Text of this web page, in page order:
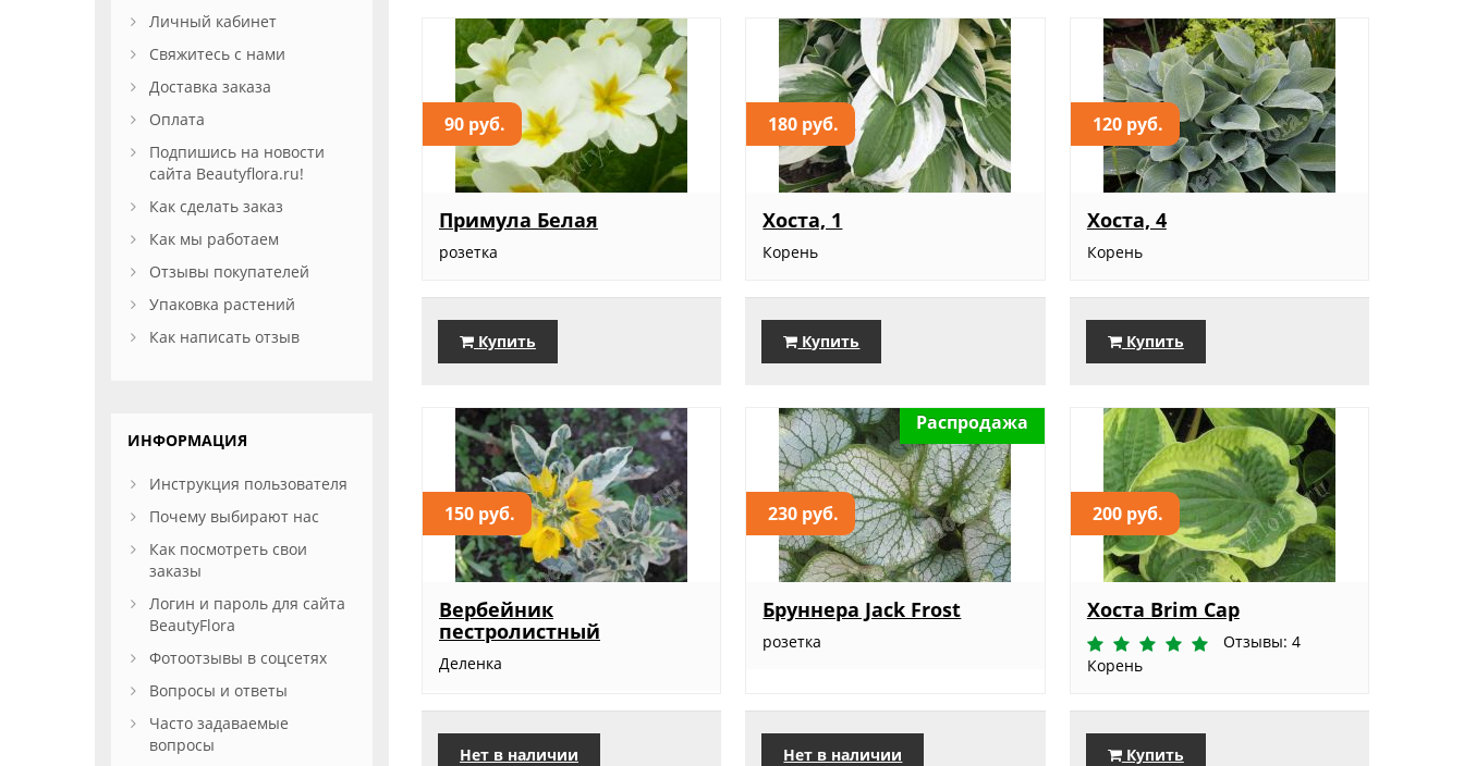
90 руб.
Примула Белая
розетка
Купить
180 руб.
Хоста, 1
Корень
Купить
120 руб.
Хоста, 4
Корень
Купить
150 руб.
Вербейник
пестролистный
Деленка
Нет в наличии
230 руб.
Распродажа
Бруннера Jack Frost
розетка
Нет в наличии
200 руб.
Хоста Brim Cap
Отзывы: 4
Корень
Купить
Личный кабинет
Свяжитесь с нами
Доставка заказа
Оплата
Подпишись на новости
сайта Beautyflora.ru!
Как сделать заказ
Как мы работаем
Отзывы покупателей
Упаковка растений
Как написать отзыв
ИНФОРМАЦИЯ
Инструкция пользователя
Почему выбирают нас
Как посмотреть свои
заказы
Логин и пароль для сайта
BeautyFlora
Фотоотзывы в соцсетях
Вопросы и ответы
Часто задаваемые
вопросы